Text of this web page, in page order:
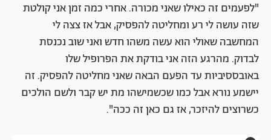
"לפעמים זה כאילו שאני מכורה. אחרי כמה זמן אני קולטת
שזה עושה לי רע ומחליטה להפסיק, אבל אז צצה לי
המחשבה שאולי הוא עשה משהו חדש ואני שוב נכנסת
לבדוק. מהרגע הזה אני בודקת את הפרופיל שלו
באובססיביות עד הפעם הבאה שאני מחליטה להפסיק. זה
יישמע נורא אבל כמו שכשמישהו מת יש קבר ולשם הולכים
כשרוצים להיזכר, אז גם כאן זה ככה".